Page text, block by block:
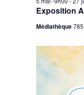
Exposition
Médiathèque